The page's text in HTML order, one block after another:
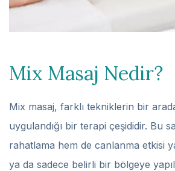
Mix Masaj Nedir?
Mix masaj, farklı tekniklerin bir
uygulandığı bir terapi çeşididir. Bu
rahatlama hem de canlanma etkisi
ya da sadece belirli bir bölgeye